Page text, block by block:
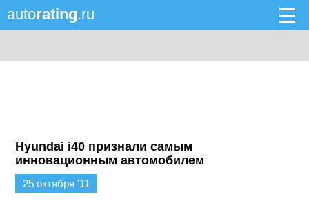
autorating.ru
Hyundai i40 признали самым
инновационным автомобилем
25 октября '11